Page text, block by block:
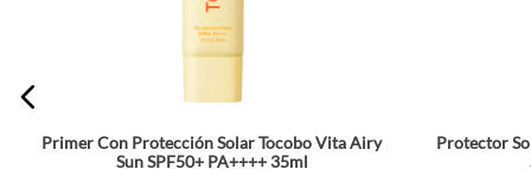
Primer Con Protección Solar Tocobo Vita Airy
Sun SPF50+ PA++++ 35ml
Protector